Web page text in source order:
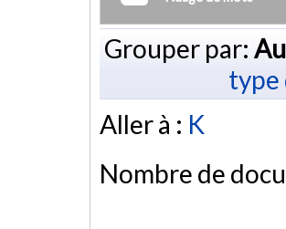
Grouper par:
type
Aller à : K
Nombre de